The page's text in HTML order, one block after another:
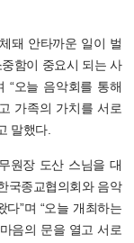
돼 안타까운 일이 벌
함이 중요시 되는 사
“오늘 음악회를 통해
가족의 가치를 서로
말했다.
원장 도산 스님을 대
국종교협의회와 음악
”며 “오늘 개최하는
음의 문을 열고 서로